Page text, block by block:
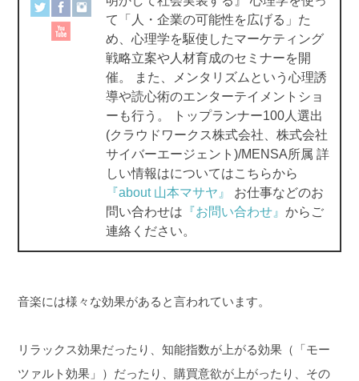
k
て「人・企業の可能性を広げる」た
め、心理学を駆使したマーケティング
戦略立案や人材育成のセミナーを開
催。 また、メンタリズムという心理誘
導や読心術のエンターテイメントショ
ーも行う。 トップランナー100人選出
(クラウドワークス株式会社、株式会社
サイバーエージェント)/MENSA所属 詳
しい情報はについてはこちらから
『about 山本マサヤ』
お仕事などのお
問い合わせは 『お問い合わせ』からご
連絡ください。
音楽には様々な効果があると言われています。
リラックス効果だったり、知能指数が上がる効果（「モー
ツァルト効果」）だったり、購買意欲が上がったり、その